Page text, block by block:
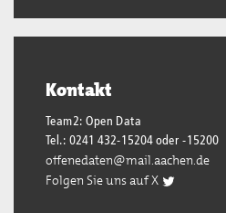
Kontakt
Team2: Open Data
Tel.: 0241 432-15204 oder -15200
offenedaten@mail.aachen.de
Folgen Sie uns auf X